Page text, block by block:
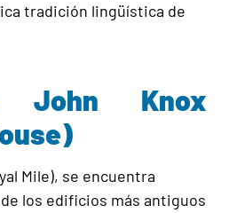
tradición lingüística de
John Knox
Mile), se encuentra
los edificios más antiguos